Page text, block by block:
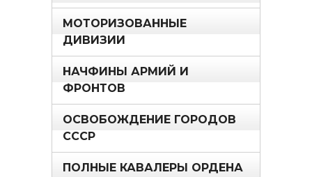
МОТОРИЗОВАННЫЕ
ДИВИЗИИ
НАЧФИНЫ АРМИЙ И
ФРОНТОВ
ОСВОБОЖДЕНИЕ ГОРОДОВ
СССР
ПОЛНЫЕ КАВАЛЕРЫ ОРДЕНА